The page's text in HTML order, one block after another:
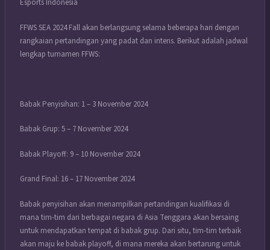
FFWS SEA 2024 Fall akan berlangsung selama beberapa hari dengan
rangkaian pertandingan yang padat dan intens. Berikut adalah jadwal
lengkap turnamen FFWS:
Babak Penyisihan: 1 – 3 November 2024
Babak Grup: 5 – 7 November 2024
Babak Playoff: 9 – 10 November 2024
Grand Final: 16 – 17 November 2024
Babak penyisihan akan menampilkan pertandingan kualifikasi di
mana tim-tim dari berbagai negara di Asia Tenggara akan bersaing
untuk mendapatkan tempat di babak grup. Dari situ, tim-tim terbaik
akan maju ke babak playoff, di mana mereka akan bertarung untuk